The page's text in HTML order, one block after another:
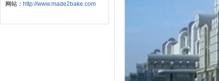
网站： http://www.made2bake.com